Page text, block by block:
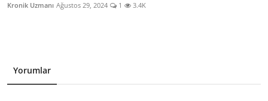
Kronik Uzmanı Ağustos 29, 2024 1 3.4K
Yorumlar